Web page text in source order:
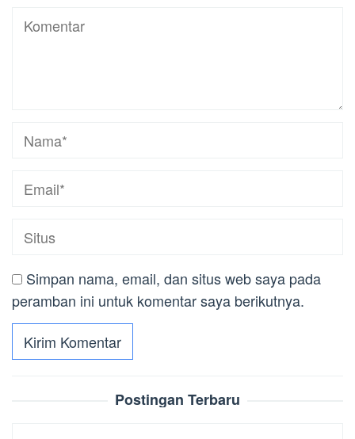
Simpan nama, email, dan situs web saya pada
peramban ini untuk komentar saya berikutnya.
Postingan Terbaru